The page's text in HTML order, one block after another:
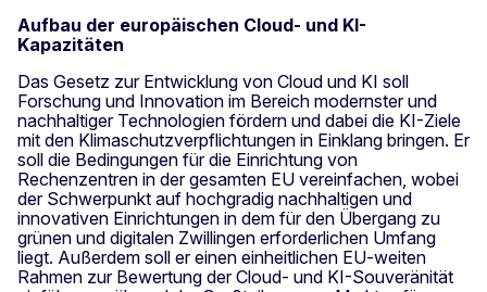
Aufbau der europäischen Cloud- und KI-
Kapazitäten
Das Gesetz zur Entwicklung von Cloud und KI soll
Forschung und Innovation im Bereich modernster und
nachhaltiger Technologien fördern und dabei die KI-Ziele
mit den Klimaschutzverpflichtungen in Einklang bringen. Er
soll die Bedingungen für die Einrichtung von
Rechenzentren in der gesamten EU vereinfachen, wobei
der Schwerpunkt auf hochgradig nachhaltigen und
innovativen Einrichtungen in dem für den Übergang zu
grünen und digitalen Zwillingen erforderlichen Umfang
liegt. Außerdem soll er einen einheitlichen EU-weiten
Rahmen zur Bewertung der Cloud- und KI-Souveränität